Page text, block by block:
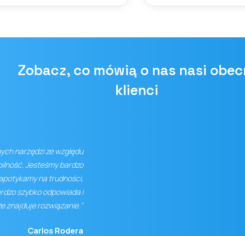
Zobacz, co mówią o nas nasi
klienci
narzędzi ze względu
Jesteśmy bardzo
na trudności,
szybko odpowiada i
znajduje rozwiązanie."
Carlos Rodera